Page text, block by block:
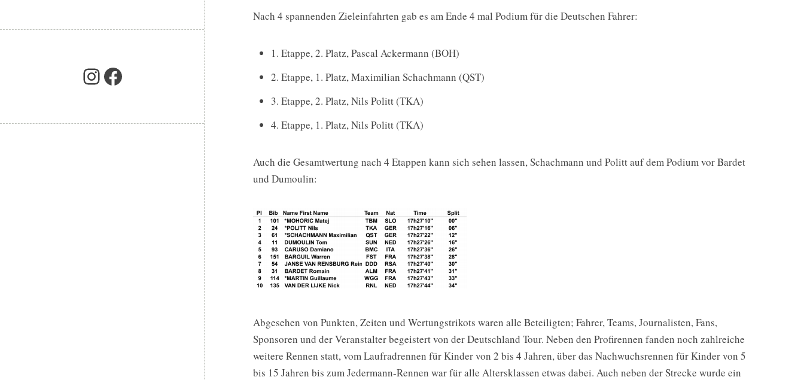
Nach 4 spannenden Zieleinfahrten gab es am Ende 4 mal Podium für die Deutschen Fahrer:
1. Etappe, 2. Platz, Pascal Ackermann (BOH)
2. Etappe, 1. Platz, Maximilian Schachmann (QST)
3. Etappe, 2. Platz, Nils Politt (TKA)
4. Etappe, 1. Platz, Nils Politt (TKA)
Auch die Gesamtwertung nach 4 Etappen kann sich sehen lassen, Schachmann und Politt auf dem Podium vor Bardet
und Dumoulin:
Abgesehen von Punkten, Zeiten und Wertungstrikots waren alle Beteiligten; Fahrer, Teams, Journalisten, Fans,
Sponsoren und der Veranstalter begeistert von der Deutschland Tour. Neben den Profirennen fanden noch zahlreiche
weitere Rennen statt, vom Laufradrennen für Kinder von 2 bis 4 Jahren, über das Nachwuchsrennen für Kinder von 5
bis 15 Jahren bis zum Jedermann-Rennen war für alle Altersklassen etwas dabei. Auch neben der Strecke wurde ein